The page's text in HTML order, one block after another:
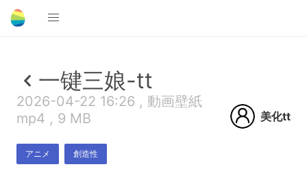
一键三娘-tt
2026-04-22 16:26 , 動画壁紙
mp4 , 9 MB
アニメ 創造性
美化tt